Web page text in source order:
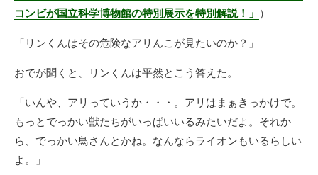
コンビが国立科学博物館の特別展示を特別解説！」 ）
「リンくんはその危険なアリんこが見たいのか？」
おでが聞くと、リンくんは平然とこう答えた。
「いんや、アリっていうか・・・。アリはまぁきっかけで。
もっとでっかい獣たちがいっぱいいるみたいだよ。それか
ら、でっかい鳥さんとかね。なんならライオンもいるらしい
よ。」